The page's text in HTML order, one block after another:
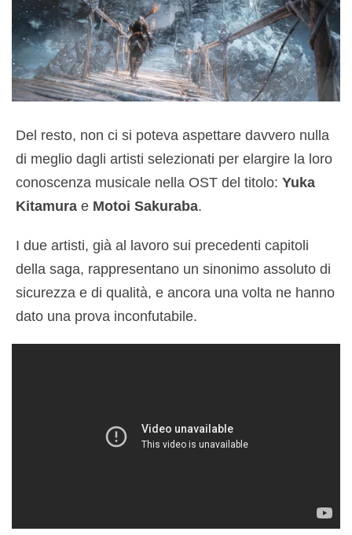
Del resto, non ci si poteva aspettare davvero nulla
di meglio dagli artisti selezionati per elargire la loro
conoscenza musicale nella OST del titolo: Yuka
Kitamura e Motoi Sakuraba.
I due artisti, già al lavoro sui precedenti capitoli
della saga, rappresentano un sinonimo assoluto di
sicurezza e di qualità, e ancora una volta ne hanno
dato una prova inconfutabile.